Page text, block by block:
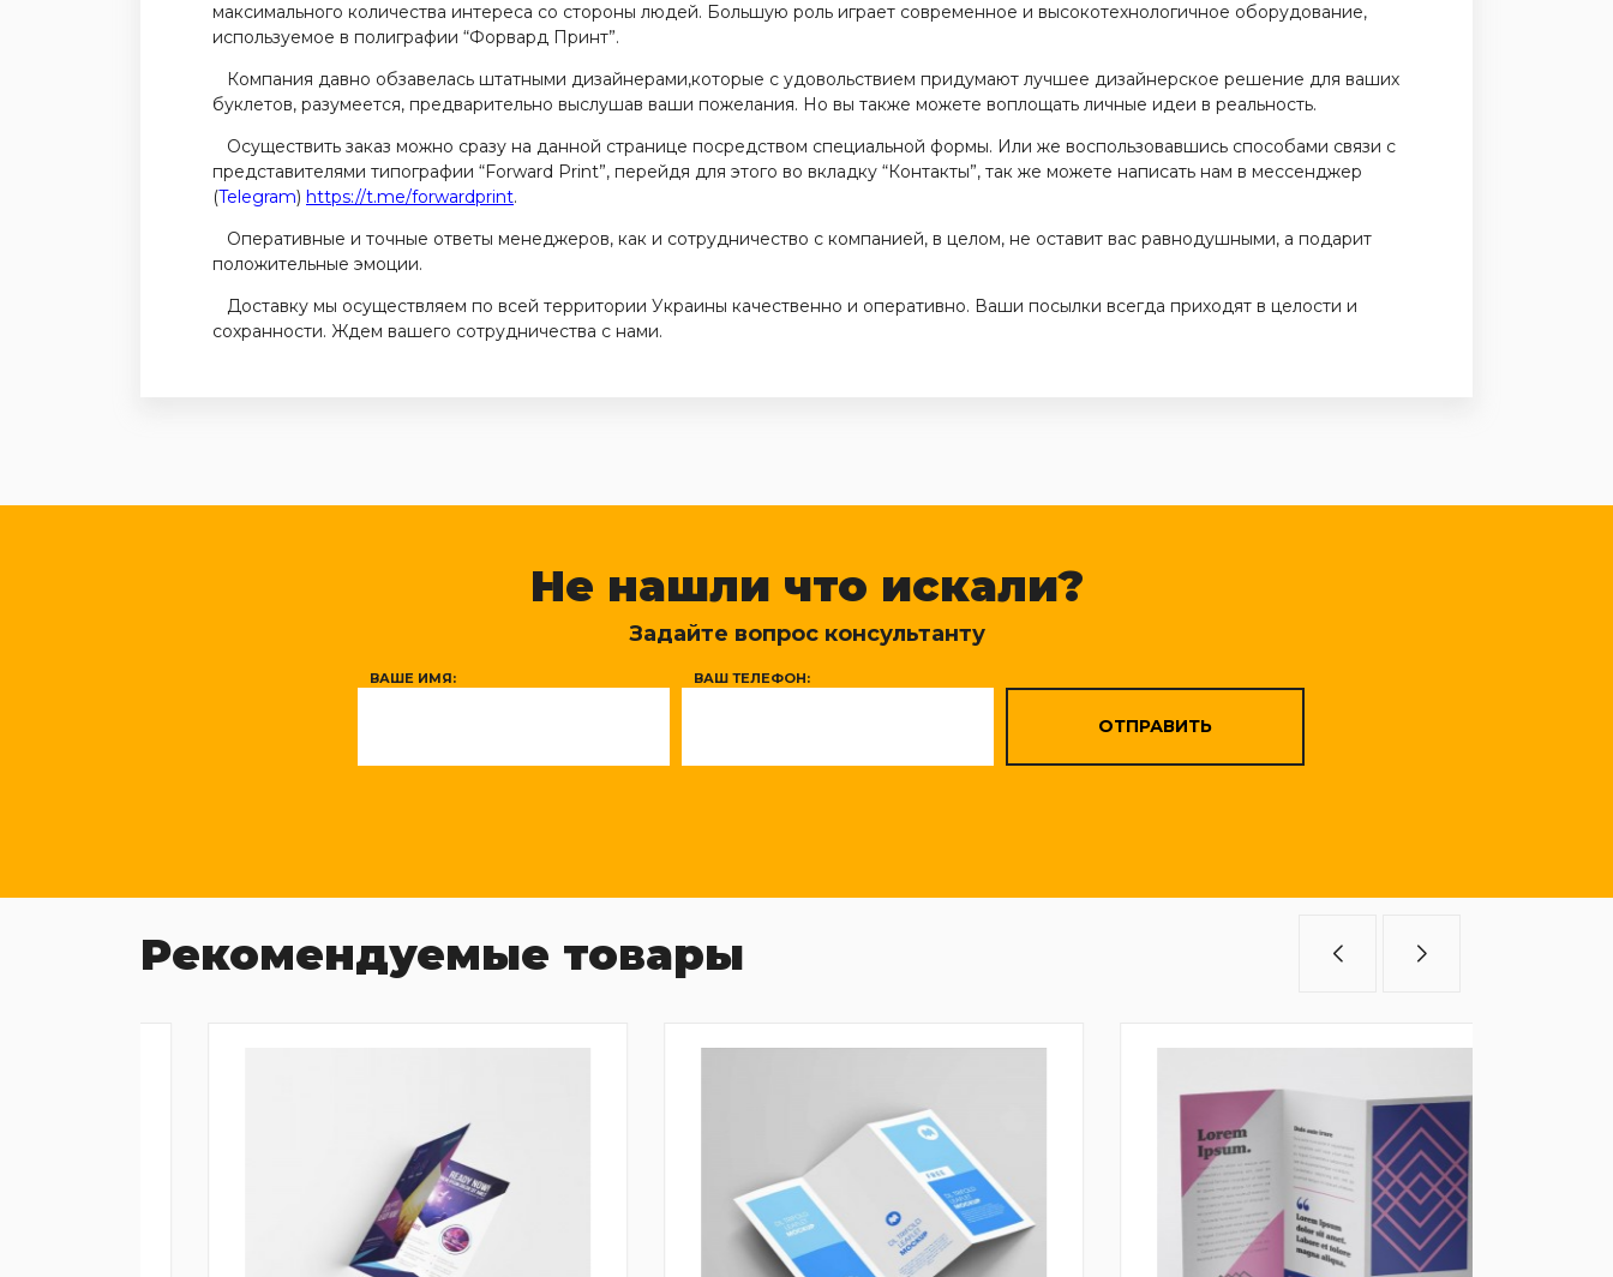
максимального количества интереса со стороны людей. Большую роль играет современное и высокотехнологичное оборудование,
используемое в полиграфии “Форвард Принт”.
Компания давно обзавелась штатными дизайнерами,которые с удовольствием придумают лучшее дизайнерское решение для ваших
буклетов, разумеется, предварительно выслушав ваши пожелания. Но вы также можете воплощать личные идеи в реальность.
Осуществить заказ можно сразу на данной странице посредством специальной формы. Или же воспользовавшись способами связи с
представителями типографии “Forward Print”, перейдя для этого во вкладку “Контакты”, так же можете написать нам в мессенджер
(Telegram) https://t.me/forwardprint.
Оперативные и точные ответы менеджеров, как и сотрудничество с компанией, в целом, не оставит вас равнодушными, а подарит
положительные эмоции.
Доставку мы осуществляем по всей территории Украины качественно и оперативно. Ваши посылки всегда приходят в целости и
сохранности. Ждем вашего сотрудничества с нами.
Не нашли что искали?
Задайте вопрос консультанту
ВАШЕ ИМЯ: ВАШ ТЕЛЕФОН:
ОТПРАВИТЬ
Рекомендуемые товары